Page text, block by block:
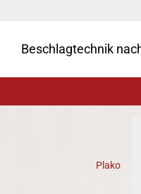
Beschlagtechnik
Plako